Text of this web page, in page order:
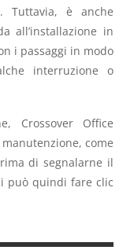
Tuttavia, è anche
all’installazione in
i passaggi in modo
interruzione o
Crossover Office
come
di segnalarne il
può quindi fare clic